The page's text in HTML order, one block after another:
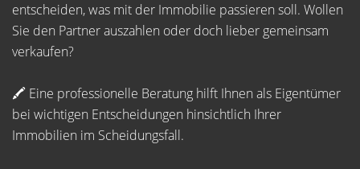
entscheiden, was mit der Immobilie passieren soll. Wollen
Sie den Partner auszahlen oder doch lieber gemeinsam
verkaufen?
🖍 Eine professionelle Beratung hilft Ihnen als Eigentümer
bei wichtigen Entscheidungen hinsichtlich Ihrer
Immobilien im Scheidungsfall.